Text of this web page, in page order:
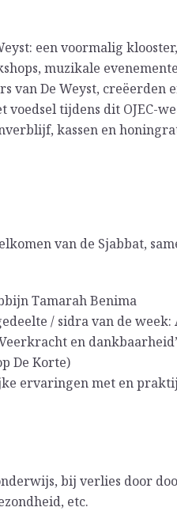
een voormalig
muzikale
van De Weyst, creëerden
voedsel tijdens dit OJEC-
kassen en
van de Sjabbat,
Tamarah Benima
/ sidra van de
en
De Korte)
ervaringen met en
bij verlies door
etc.